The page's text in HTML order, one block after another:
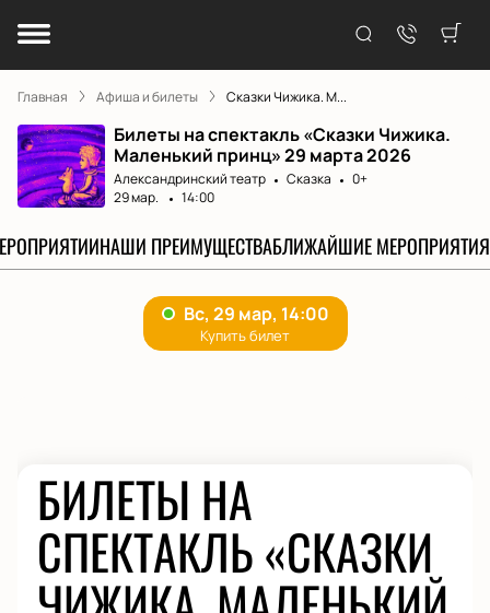
Главная Афиша и билеты Сказки Чижика. М...
Билеты на спектакль «Сказки Чижика.
Маленький принц» 29 марта 2026
Александринский театр Сказка
0+
29 мар.
14:00
НАШИ ПРЕИМУЩЕСТВАБЛИЖАЙШИЕ МЕРОПРИЯТИЯ
БИЛЕТЫ НА
СПЕКТАКЛЬ «СКАЗКИ